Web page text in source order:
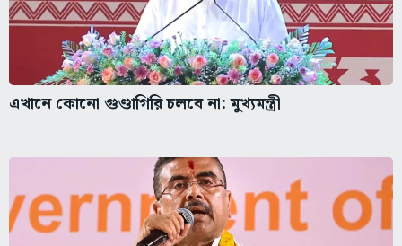
এখানে কোনো গুণ্ডাগিরি চলবে না: মুখ্যমন্ত্রী